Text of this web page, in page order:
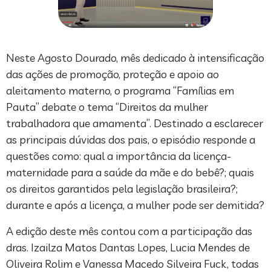
Neste Agosto Dourado, mês dedicado à intensificação
das ações de promoção, proteção e apoio ao
aleitamento materno, o programa “Famílias em
Pauta” debate o tema “Direitos da mulher
trabalhadora que amamenta”. Destinado a esclarecer
as principais dúvidas dos pais, o episódio responde a
questões como: qual a importância da licença-
maternidade para a saúde da mãe e do bebê?; quais
os direitos garantidos pela legislação brasileira?;
durante e após a licença, a mulher pode ser demitida?
A edição deste mês contou com a participação das
dras. Izailza Matos Dantas Lopes, Lucia Mendes de
Oliveira Rolim e Vanessa Macedo Silveira Fuck, todas